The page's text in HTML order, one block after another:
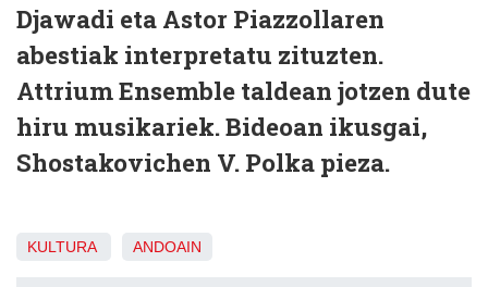
Djawadi eta Astor Piazzollaren
abestiak interpretatu zituzten.
Attrium Ensemble taldean jotzen dute
hiru musikariek. Bideoan ikusgai,
Shostakovichen V. Polka pieza.
KULTURA ANDOAIN